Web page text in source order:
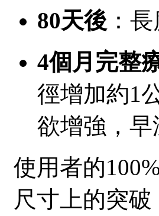
80天後 ：
4個月完整
徑增加約1
欲增強，
使用者的
尺寸上的突